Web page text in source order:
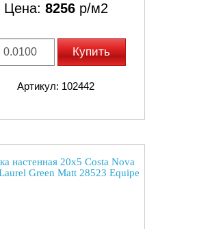
Цена: 8256р/м2
Купить
Артикул: 102442
настенная 20x5 Costa Nova
Green Matt 28523 Equipe